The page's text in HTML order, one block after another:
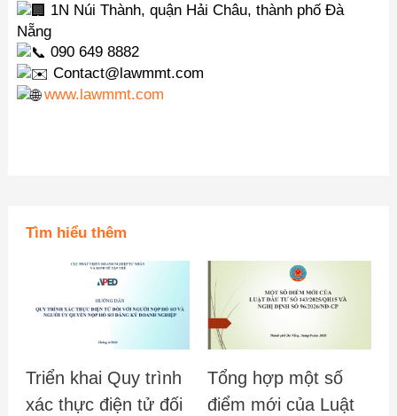
1N Núi Thành, quận Hải Châu, thành phố Đà
Nẵng
090 649 8882
Contact@lawmmt.com
www.lawmmt.com
Tìm hiểu thêm
Triển khai Quy trình
xác thực điện tử đối
Tổng hợp một số
điểm mới của Luật